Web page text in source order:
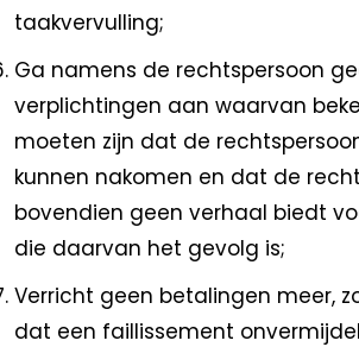
taakvervulling;
Ga namens de rechtspersoon
verplichtingen aan waarvan
moeten zijn dat de
kunnen nakomen en dat de
bovendien geen verhaal biedt
die daarvan het gevolg is;
Verricht geen betalingen meer,
dat een faillissement